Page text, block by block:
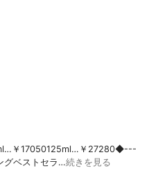
￥17050125ml…￥27280◆---
ベストセラ…続きを見る